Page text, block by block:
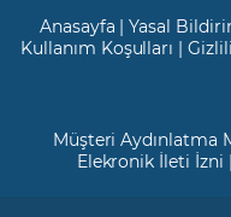
Anasayfa |Yasal
Kullanım Koşulları |
Müşteri Aydınlatma
Elekronik İleti İzni |